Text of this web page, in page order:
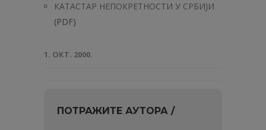
КАТАСТАР НЕПОКРЕТНОСТИ У СРБИЈИ
(PDF)
1. ОКТ. 2000.
ПОТРАЖИТЕ АУТОРА /